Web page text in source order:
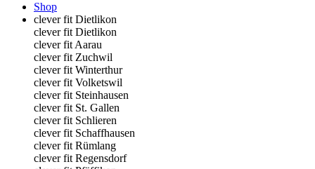
Shop
clever fit Dietlikon
clever fit Dietlikon
clever fit Aarau
clever fit Zuchwil
clever fit Winterthur
clever fit Volketswil
clever fit Steinhausen
clever fit St. Gallen
clever fit Schlieren
clever fit Schaffhausen
clever fit Rümlang
clever fit Regensdorf